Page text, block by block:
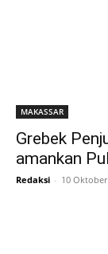
MAKASSAR
Grebek
amankan
Redaksi - 10